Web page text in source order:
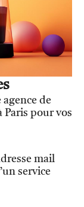
de
Paris pour vos
mail
service